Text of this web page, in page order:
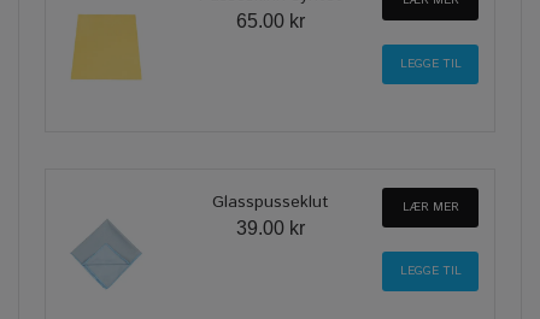
65.00 kr
Glasspusseklut
39.00 kr
LÆR MER